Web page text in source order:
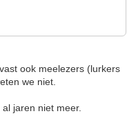
ook meelezers (lurkers
we niet.
jaren niet meer.